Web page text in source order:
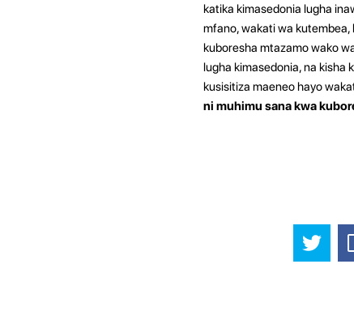
katika kimasedonia lugha
mfano, wakati wa
kuboresha mtazamo wako
lugha kimasedonia, na kisha
kusisitiza maeneo hayo
ni muhimu sana kwa